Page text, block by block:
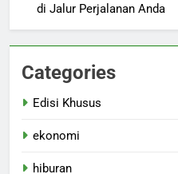
di Jalur Perjalanan Anda
Categories
Edisi Khusus
ekonomi
hiburan